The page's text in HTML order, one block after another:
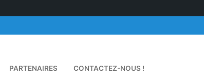
PARTENAIRES CONTACTEZ-NOUS !